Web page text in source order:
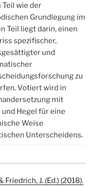
wie der
Grundlegung im
Teil liegt darin, einen
spezifischer,
und
zu
Votiert wird in
mit
und Hegel für eine
Weise
Unterscheidens.
Friedrich, J. (Ed.) (2018).